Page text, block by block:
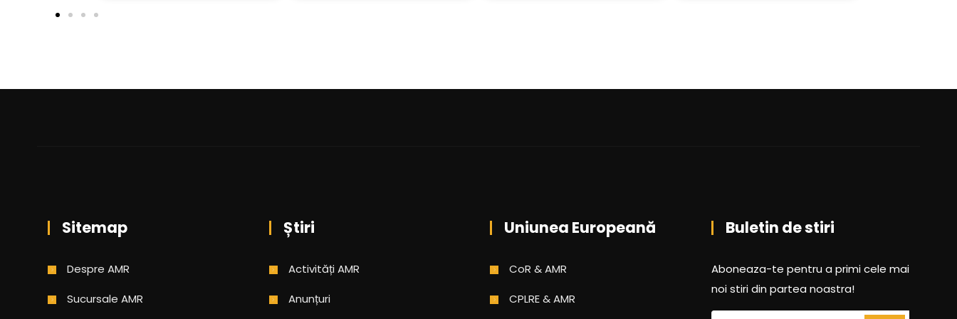
Sitemap
Despre AMR
Sucursale AMR
Știri
Activități AMR
Anunțuri
Uniunea Europeană
CoR & AMR
CPLRE & AMR
Buletin de stiri
Aboneaza-te pentru a primi cele mai
noi stiri din partea noastra!